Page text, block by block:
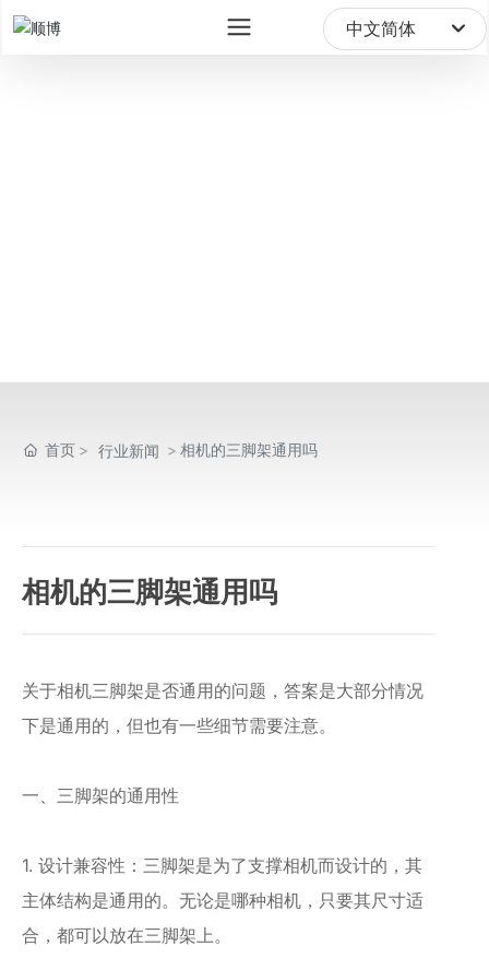
中文简体
首页 行业新闻 相机的三脚架通用吗
相机的三脚架通用吗
关于相机三脚架是否通用的问题，答案是大部分情况
下是通用的，但也有一些细节需要注意。
一、三脚架的通用性
1. 设计兼容性：三脚架是为了支撑相机而设计的，其
主体结构是通用的。无论是哪种相机，只要其尺寸适
合，都可以放在三脚架上。